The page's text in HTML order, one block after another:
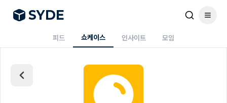
SYDE
피드 쇼케이스 인사이트 모임